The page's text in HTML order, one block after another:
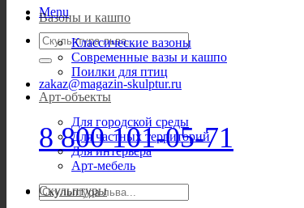
Menu
Искать:
zakaz@magazin-skulptur.ru
8 800 101-05-71
Искать:
Вазоны и кашпо
Классические вазоны
Современные вазы и кашпо
Поилки для птиц
Арт-объекты
Для городской среды
Для частных территорий
Для интерьера
Арт-мебель
Скульптуры